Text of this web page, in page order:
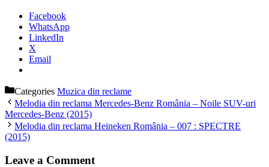
Facebook
WhatsApp
LinkedIn
X
Email
Categories Muzica din reclame
Melodia din reclama Mercedes-Benz România – Noile SUV-uri
Mercedes-Benz (2015)
Melodia din reclama Heineken România – 007 : SPECTRE
(2015)
Leave a Comment